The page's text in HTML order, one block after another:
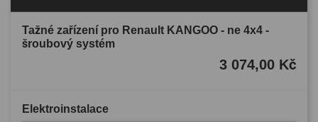
Tažné zařízení pro Renault KANGOO - ne 4x4 -
šroubový systém
3 074,00 Kč
Elektroinstalace